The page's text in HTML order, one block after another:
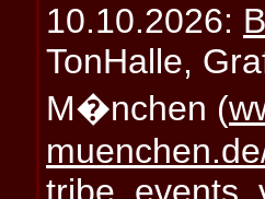
10.10.2026:
TonHalle,
M�nchen (